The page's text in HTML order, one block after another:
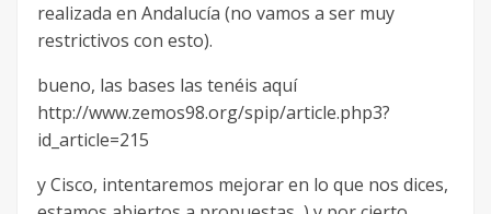
realizada en Andalucía (no vamos a ser muy
restrictivos con esto).
bueno, las bases las tenéis aquí
http://www.zemos98.org/spip/article.php3?
id_article=215
y Cisco, intentaremos mejorar en lo que nos dices,